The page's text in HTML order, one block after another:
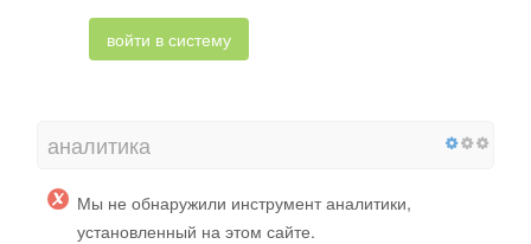
войти в систему
аналитика
Мы не обнаружили инструмент аналитики,
установленный на этом сайте.